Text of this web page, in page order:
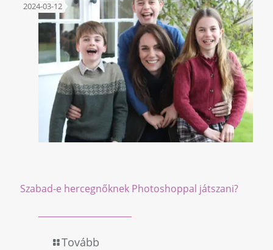
2024-03-12
Szabad-e hercegnőknek Photoshoppal játszani?
Tovább